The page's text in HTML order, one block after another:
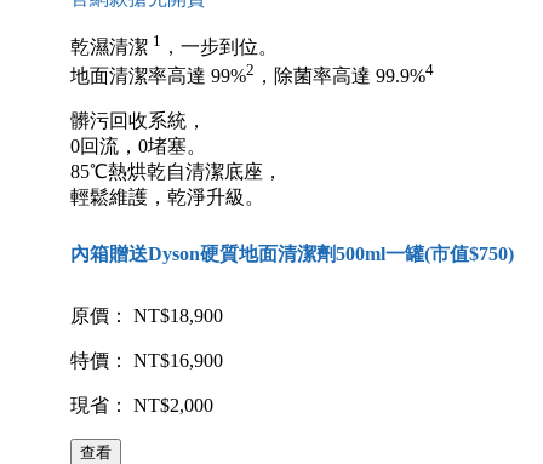
乾濕清潔 1
，一步到位。
地面清潔率高達 99%2 ，除菌率高達 99.9%4
髒污回收系統，
0回流，0堵塞。
85℃熱烘乾自清潔底座，
輕鬆維護，乾淨升級。
內箱贈送Dyson硬質地面清潔劑500ml一罐(市值$750)
原價： NT$18,900
特價： NT$16,900
現省： NT$2,000
查看